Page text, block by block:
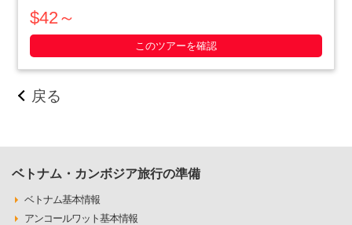
す。小柄な体格を活かした戦略で、アメリカ軍を撃退にまで追
いやったベトナム人の作戦の数々や彼らの暮らしぶりを追体験
できます。ホーチミン滞在最終日や、午後か・・・・・
$42～
このツアーを確認
戻る
ベトナム・カンボジア旅行の準備
ベトナム基本情報
アンコールワット基本情報